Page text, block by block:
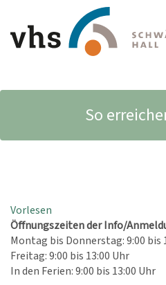
So
Vorlesen
Öffnungszeiten der Info/
Montag bis Donnerstag: 9:00 bis
Freitag: 9:00 bis 13:00 Uhr
In den Ferien: 9:00 bis 13:00 Uhr